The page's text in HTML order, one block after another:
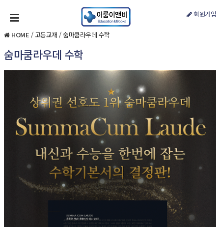
회원가입
HOME /고등교재 /숨마쿰라우데 수학
숨마쿰라우데 수학